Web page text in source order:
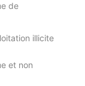
de
illicite
et non